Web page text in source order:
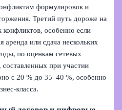
формулировок и
Третий путь дороже на
конфликтов, особенно если
аренда или сдача нескольких
по оценкам сетевых
составленных при участии
с 20 % до 35–40 %, особенно
класса.